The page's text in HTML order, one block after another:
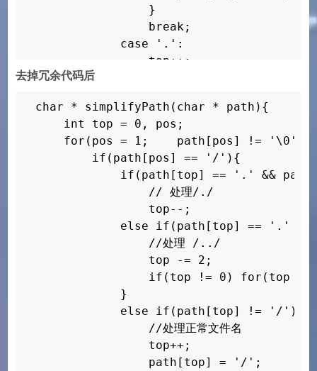
                }
                break;
            case '.':
                top++;
                path[top] = '.';
            default:
                top++;
                path[top] = path[pos];
        }
if(path[top] == '.' && path[top -
        top--;
else if(path[top] == '.' &&
        // 处理/..
        top -= 2;
if(top != 0) for(top -= 1;
    if(top>0 && path[top] == '/')
        //去除path中最后的/
去掉冗余代码后
char * simplifyPath(char * path){
    int top = 0, pos;
for(pos = 1;    path[pos] != '\0';
        if(path[pos] == '/'){
if(path[top] == '.' &&
                // 处理/./
                top--;
else if(path[top] == '.'
                //处理 /../
                top -= 2;
if(top != 0) for(top
            }
            else if(path[top] != '/'){
                //处理正常文件名
                top++;
                path[top] = '/';